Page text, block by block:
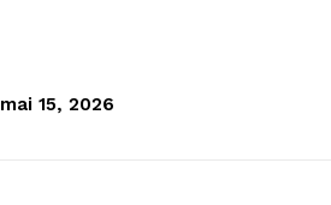
mai 15, 2026